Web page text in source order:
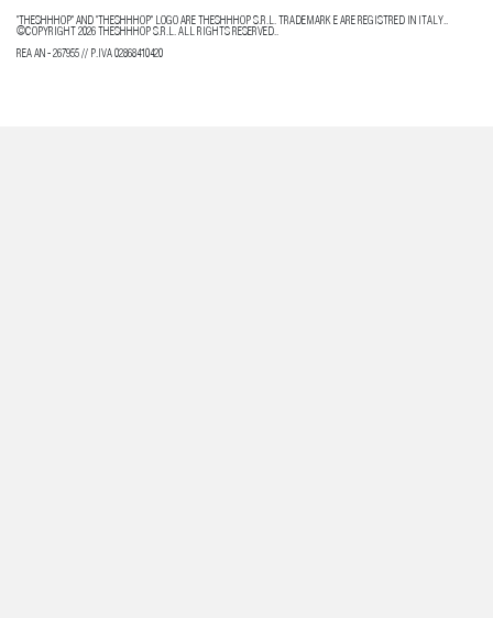
"THESHHHOP" AND "THESHHHOP" LOGO ARE THESHHHOP S.R.L. TRADEMARK E ARE REGISTRED IN ITALY..
©COPYRIGHT 2026 THESHHHOP S.R.L. ALL RIGHTS RESERVED..
REA AN - 267955 // P.IVA 02868410420